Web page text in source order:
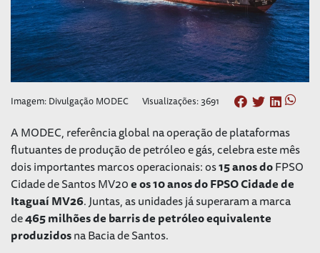
Imagem: Divulgação MODEC Visualizações: 3691
A MODEC, referência global na operação de plataformas
flutuantes de produção de petróleo e gás, celebra este mês
dois importantes marcos operacionais: os15 anos doFPSO
Cidade de Santos MV20e os 10 anos do FPSO Cidade de
Itaguaí MV26. Juntas, as unidades já superaram a marca
de465 milhões de barris de petróleo equivalente
produzidosna Bacia de Santos.